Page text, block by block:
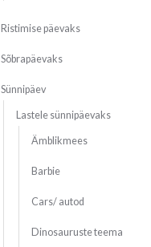
Ristimise päevaks
Sõbrapäevaks
Sünnipäev
Lastele sünnipäevaks
Ämblikmees
Barbie
Cars/ autod
Dinosauruste teema